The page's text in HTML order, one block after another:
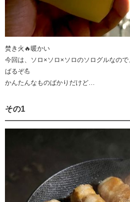
焚き火🔥暖かい
今回は、ソロ×ソロ×ソロのソログルなの
ばるぞ💪
かんたんなものばかりだけど…
その1